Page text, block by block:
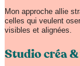
Mon approche allie
celles qui veulent
visibles et alignées.
Studio créa &